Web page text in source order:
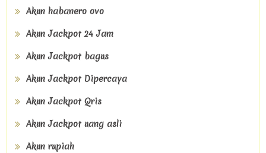
Akun habanero ovo
Akun Jackpot 24 Jam
Akun Jackpot bagus
Akun Jackpot Dipercaya
Akun Jackpot Qris
Akun Jackpot uang asli
Akun rupiah